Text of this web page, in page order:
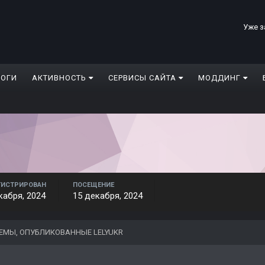
Уже
АКТИВНОСТЬ СЕРВИСЫ САЙТА МОДДИНГ
2024
ПОСЕЩЕНИЕ
15 декабря, 2024
ОПУБЛИКОВАННЫЕ LELYUKR